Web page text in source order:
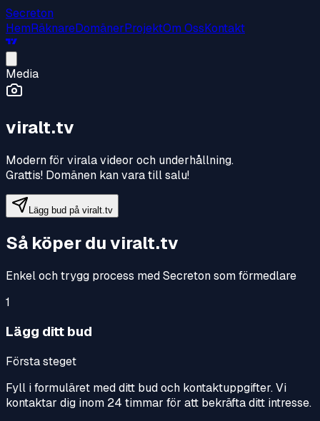
Secreton
HemRäknareDomänerProjektOm OssKontakt
Media
viralt.tv
Modern för virala videor och underhållning.
Grattis! Domänen kan vara till salu!
Lägg bud på viralt.tv
Så köper duviralt.tv
Enkel och trygg process med Secreton som förmedlare
1
Lägg ditt bud
Första steget
Fyll i formuläret med ditt bud och kontaktuppgifter. Vi
kontaktar dig inom 24 timmar för att bekräfta ditt intresse.